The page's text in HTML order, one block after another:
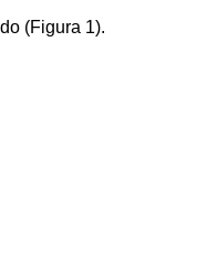
(Figura 1).